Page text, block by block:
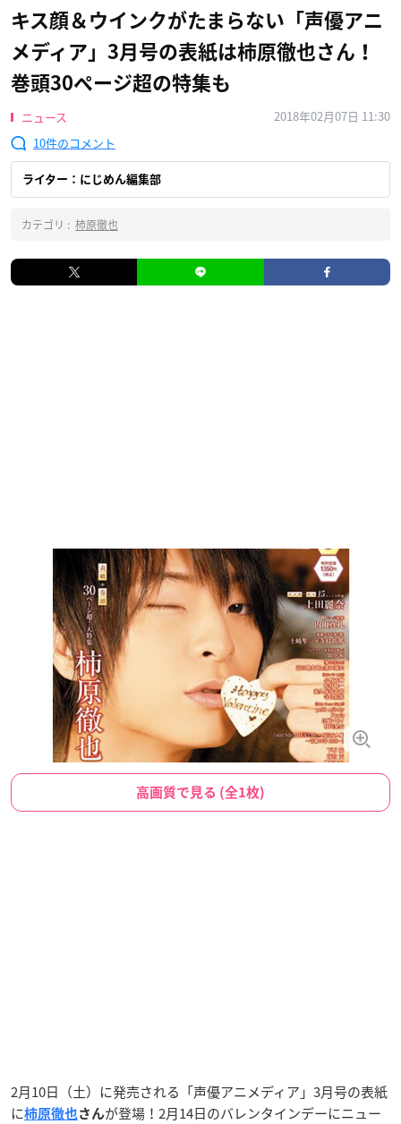
キス顔＆ウインクがたまらない「声優アニ
メディア」3月号の表紙は柿原徹也さん！
巻頭30ページ超の特集も
ニュース
2018年02月07日 11:30
10
ライター：にじめん編集部
カテゴリ : 柿原徹也
高画質で見る (全1枚)
2月10日（土）に発売される「声優アニメディア」3月号の表紙
に柿原徹也 さんが登場！2月14日のバレンタインデーにニュー